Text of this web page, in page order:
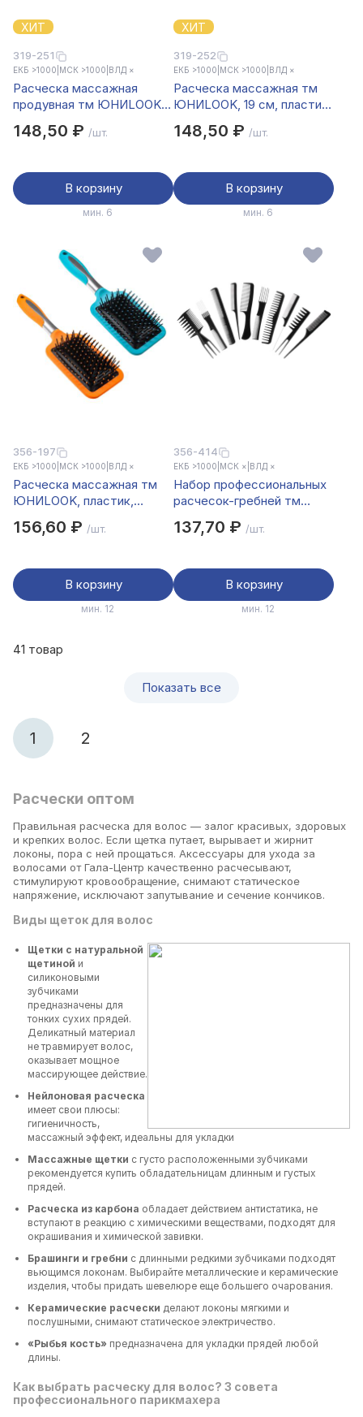
ХИТ
319-251
ЕКБ >1000 МСК >1000 ВЛД ×
Расческа массажная
продувная тм ЮНИLOOK,
148,50 ₽ /шт.
В корзину
мин. 6
ХИТ
319-252
ЕКБ >1000 МСК >1000 ВЛД ×
Расческа массажная тм
ЮНИLOOK, 19 см, пластик,
148,50 ₽ /шт.
В корзину
мин. 6
356-197
ЕКБ >1000 МСК >1000 ВЛД ×
Расческа массажная тм
ЮНИLOOK, пластик,
156,60 ₽ /шт.
В корзину
мин. 12
356-414
ЕКБ >1000 МСК × ВЛД ×
Набор профессиональных
расчесок-гребней тм
черный
137,70 ₽ /шт.
В корзину
мин. 12
41 товар
Показать все
1 2
Расчески оптом
Правильная расческа для волос — залог красивых, здоровых
и крепких волос. Если щетка путает, вырывает и жирнит
локоны, пора с ней прощаться. Аксессуары для ухода за
волосами от Гала-Центр качественно расчесывают,
стимулируют кровообращение, снимают статическое
напряжение, исключают запутывание и сечение кончиков.
Виды щеток для волос
Щетки с натуральной
щетиной и
силиконовыми
зубчиками
предназначены для
тонких сухих прядей.
Деликатный материал
не травмирует волос,
оказывает мощное
массирующее действие.
Нейлоновая расческа
имеет свои плюсы:
гигиеничность,
массажный эффект, идеальны для укладки
Массажные щетки с густо расположенными зубчиками
рекомендуется купить обладательницам длинным и густых
прядей.
Расческа из карбона обладает действием антистатика, не
вступают в реакцию с химическими веществами, подходят для
окрашивания и химической завивки.
Брашинги и гребни с длинными редкими зубчиками подходят
вьющимся локонам. Выбирайте металлические и керамические
изделия, чтобы придать шевелюре еще большего очарования.
Керамические расчески делают локоны мягкими и
послушными, снимают статическое электричество.
«Рыбья кость» предназначена для укладки прядей любой
длины.
Как выбрать расческу для волос? 3 совета
профессионального парикмахера